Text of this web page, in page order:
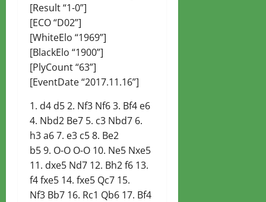
[Result “1-0”]
[ECO “D02”]
[WhiteElo “1969”]
[BlackElo “1900”]
[PlyCount “63”]
[EventDate “2017.11.16”]
1. d4 d5 2. Nf3 Nf6 3. Bf4 e6
4. Nbd2 Be7 5. c3 Nbd7 6.
h3 a6 7. e3 c5 8. Be2
b5 9. O-O O-O 10. Ne5 Nxe5
11. dxe5 Nd7 12. Bh2 f6 13.
f4 fxe5 14. fxe5 Qc7 15.
Nf3 Bb7 16. Rc1 Qb6 17. Bf4